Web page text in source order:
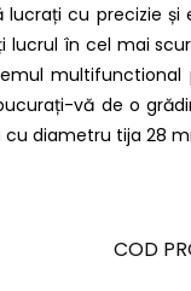
cu precizie
în cel mai
vă de o
diametru tija 28
COD